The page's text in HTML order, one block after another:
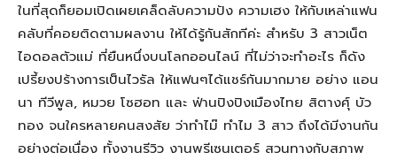
ในที่สุดก็ยอมเปิดเผยเคล็ดลับความปัง ความเฮง ให้กับเหล่าแฟน
คลับที่คอยติดตามผลงาน ให้ได้รู้กันสักทีค่ะ สำหรับ 3 สาวเน็ต
ไอดอลตัวแม่ ที่ยืนหนึ่งบนโลกออนไลน์ ที่ไม่ว่าจะทำอะไร ก็ดัง
เปรี้ยงปร้างการเป็นไวรัล ให้แฟนๆได้แชร์กันมากมาย อย่าง แอน
นา ทีวีพูล, หมวย โซฮอท และ ฟ่านปิงปิงเมืองไทย สิตางศุ์ บัว
ทอง จนใครหลายคนสงสัย ว่าทำไม๊ ทำไม 3 สาว ถึงได้มีงานกัน
อย่างต่อเนื่อง ทั้งงานรีวิว งานพรีเซนเตอร์ สวนทางกับสภาพ